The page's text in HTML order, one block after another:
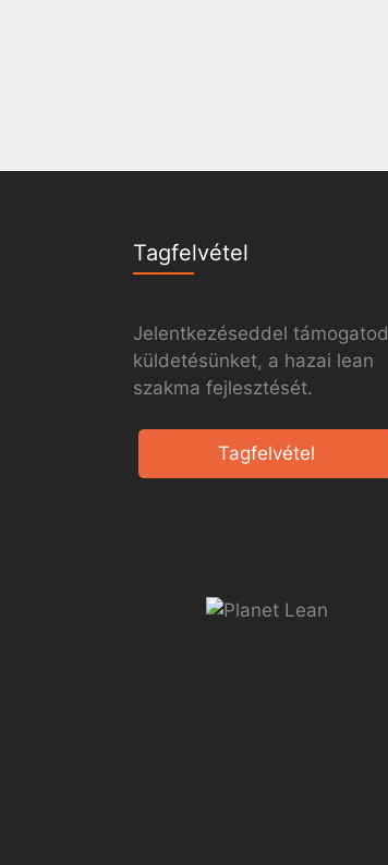
Tagfelvétel
Jelentkezéseddel támogatod
küldetésünket, a hazai lean
szakma fejlesztését.
Tagfelvétel